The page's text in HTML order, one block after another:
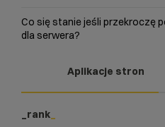
Co się stanie jeśli przekroczę
dla serwera?
Aplikacje stron
_rank